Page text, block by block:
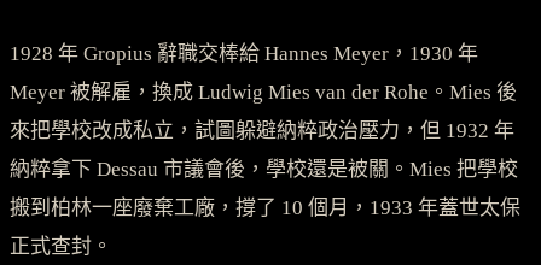
1928 年 Gropius 辭職交棒給 Hannes Meyer，1930 年
Meyer 被解雇，換成 Ludwig Mies van der Rohe。Mies 後
來把學校改成私立，試圖躲避納粹政治壓力，但 1932 年
納粹拿下 Dessau 市議會後，學校還是被關。Mies 把學校
搬到柏林一座廢棄工廠，撐了 10 個月，1933 年蓋世太保
正式查封。